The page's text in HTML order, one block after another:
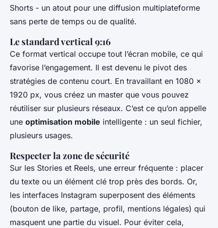
Shorts - un atout pour une diffusion multiplateforme
sans perte de temps ou de qualité.
Le standard vertical 9:16
Ce format vertical occupe tout l’écran mobile, ce qui
favorise l’engagement. Il est devenu le pivot des
stratégies de contenu court. En travaillant en 1080 x
1920 px, vous créez un master que vous pouvez
réutiliser sur plusieurs réseaux. C’est ce qu’on appelle
une optimisation mobile intelligente : un seul fichier,
plusieurs usages.
Respecter la zone de sécurité
Sur les Stories et Reels, une erreur fréquente : placer
du texte ou un élément clé trop près des bords. Or,
les interfaces Instagram superposent des éléments
(bouton de like, partage, profil, mentions légales) qui
masquent une partie du visuel. Pour éviter cela,